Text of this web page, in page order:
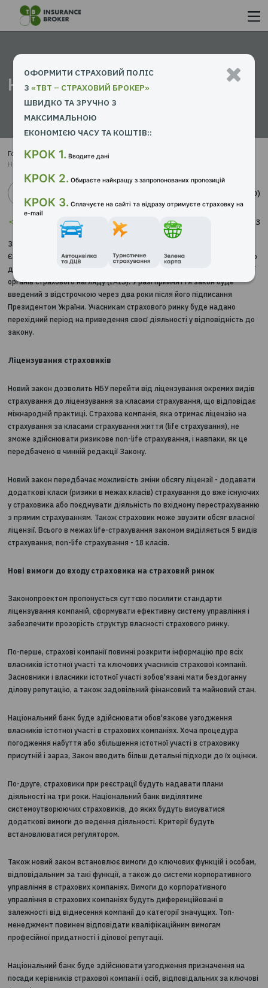
Новий закон про
Головна сторінка Прес-центр
Новини
Новий закон про страхування
Новини
05.04.2021
Законопроект враховує ключові вимоги законодавства
Європейського Союзу, які Україна зобов'язана виконувати
до Угоди про асоціацію з ЄС, а також принципи Міжнародної
Президентом України. Учасникам страхового ринку буде
закону.
Ліцензування страховиків
Новий закон дозволить НБУ перейти від ліцензування
міжнародній практиці. Страхова компанія, яка отримає
страхування за класами страхування життя (life
зможе здійснювати ризикове non-life страхування, і навпаки,
передбачено в чинній редакції Закону.
додаткові класи (ризики в межах класів) страхування до вже
з прямим страхуванням. Також страховик може звузити обсяг
ліцензії. Всього в межах life-страхування законом
страхування, non-life страхування - 18 класів.
Нові вимоги до входу страховика на страховий ринок
Законопроектом пропонується суттєво посилити стандарти
забезпечити прозорість структур власності страхового ринку.
По-перше, страхові компанії повинні розкрити інформацію про
Засновники і власники істотної участі зобов'язані мати
ділову репутацію, а також задовільний фінансовий та
Національний банк буде здійснювати обов'язкове
погодження набуття або збільшення істотної участі в
присутній і зараз, Закон вводить більш детальні підходи до
По-друге, страховики при реєстрації будуть надавати плани
діяльності на три роки. Національний банк виділятиме
системоутворюючих страховиків, до яких будуть висуватися
встановлюватися регулятором.
ОФОРМИТИ СТРАХОВИЙ ПОЛІС
З«ТВТ – СТРАХОВИЙ БРОКЕР»
ШВИДКО ТА ЗРУЧНО З
МАКСИМАЛЬНОЮ
ЕКОНОМІЄЮ ЧАСУ ТА КОШТІВ::
КРОК 1.Вводите дані
КРОК 2.Обираєте найкращу з запропонованих пропозицій
КРОК 3.Сплачуєте на сайті та відразу отримуєте